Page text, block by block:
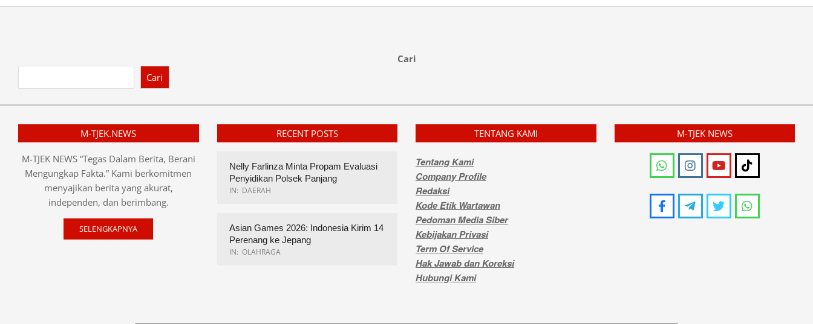
Cari
Cari
M-TJEK.NEWS
M-TJEK NEWS “Tegas Dalam Berita, Berani
Mengungkap Fakta.” Kami berkomitmen
menyajikan berita yang akurat,
independen, dan berimbang.
SELENGKAPNYA
RECENT POSTS
Nelly Farlinza Minta Propam Evaluasi
Penyidikan Polsek Panjang
IN: DAERAH
Asian Games 2026: Indonesia Kirim 14
Perenang ke Jepang
IN: OLAHRAGA
TENTANG KAMI
Tentang Kami
Company Profile
Redaksi
Kode Etik Wartawan
Pedoman Media Siber
Kebijakan Privasi
Term Of Service
Hak Jawab dan Koreksi
Hubungi Kami
M-TJEK NEWS